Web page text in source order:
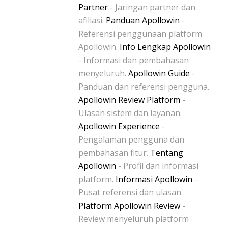
Partner - Jaringan partner dan
afiliasi. Panduan Apollowin -
Referensi penggunaan platform
Apollowin. Info Lengkap Apollowin
- Informasi dan pembahasan
menyeluruh. Apollowin Guide -
Panduan dan referensi pengguna.
Apollowin Review Platform -
Ulasan sistem dan layanan.
Apollowin Experience -
Pengalaman pengguna dan
pembahasan fitur. Tentang
Apollowin - Profil dan informasi
platform. Informasi Apollowin -
Pusat referensi dan ulasan.
Platform Apollowin Review -
Review menyeluruh platform